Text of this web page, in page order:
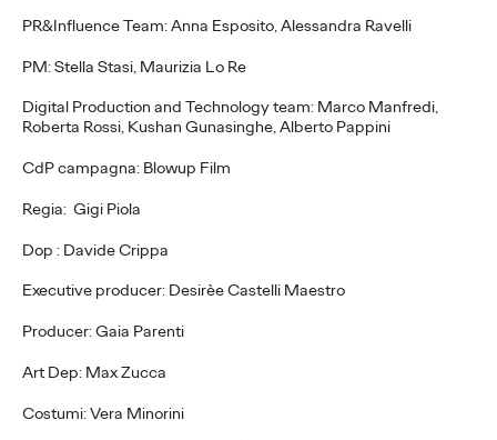
PR&Influence Team: Anna Esposito, Alessandra Ravelli
PM: Stella Stasi, Maurizia Lo Re
Digital Production and Technology team: Marco Manfredi,
Roberta Rossi, Kushan Gunasinghe, Alberto Pappini
CdP campagna: Blowup Film
Regia: Gigi Piola
Dop : Davide Crippa
Executive producer: Desirèe Castelli Maestro
Producer: Gaia Parenti
Art Dep: Max Zucca
Costumi: Vera Minorini
Adv Express intervista
Luca De Fino sul ruolo
del Chief Growth
Officer
Luca De Fino
Ogilvy si rafforza come business enabler con la figura del Chief
Growth Officer. Luca De Fino: "Uno scouter di opportunità di